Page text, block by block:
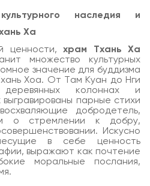
наследия и
Ха
ценности,храм Тхань Ха
множество культурных
значение для буддизма
Хоа. От Там Куан до Нги
колоннах и
выгравированы парные стихи
добродетель,
о стремлении к добру,
Искусно
в себе ценность
выражают как почтение
моральные послания,